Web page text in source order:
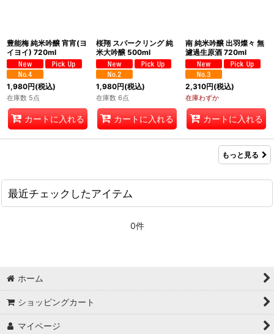
豊能梅 純米吟醸 宵宵(ヨ
イヨイ) 720ml
1,980円(税込)
在庫数 5点
カートに入れる
桜翔 スパークリング 純
米大吟醸 500ml
1,980円(税込)
在庫数 6点
カートに入れる
南 純米吟醸 出羽燦々 無
濾過生原酒 720ml
2,310円(税込)
在庫わずか
カートに入れる
もっと見る
最近チェックしたアイテム
0件
ホーム
ショッピングカート
マイページ